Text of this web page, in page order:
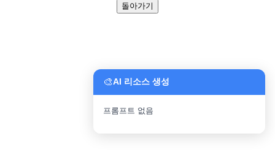
🎨AI 리소스 생성
프롬프트 없음
돌아가기